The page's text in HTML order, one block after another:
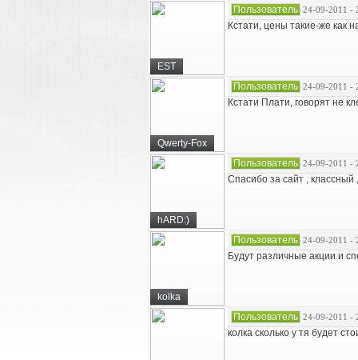
EST
Пользователь 24-09-2011 -
Кстати, цены такие-же как
Qwerty-Fox
Пользователь 24-09-2011 -
Кстати Плати, говорят не
hARD:)
Пользователь 24-09-2011 -
Спасибо за сайт , классный
kolka
Пользователь 24-09-2011 -
Будут различные акции и
Пользователь 24-09-2011 -
колка сколько у тя будет